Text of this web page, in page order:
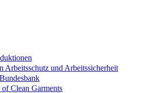
Arbeitsschutz und Arbeitssicherheit
Clean Garments